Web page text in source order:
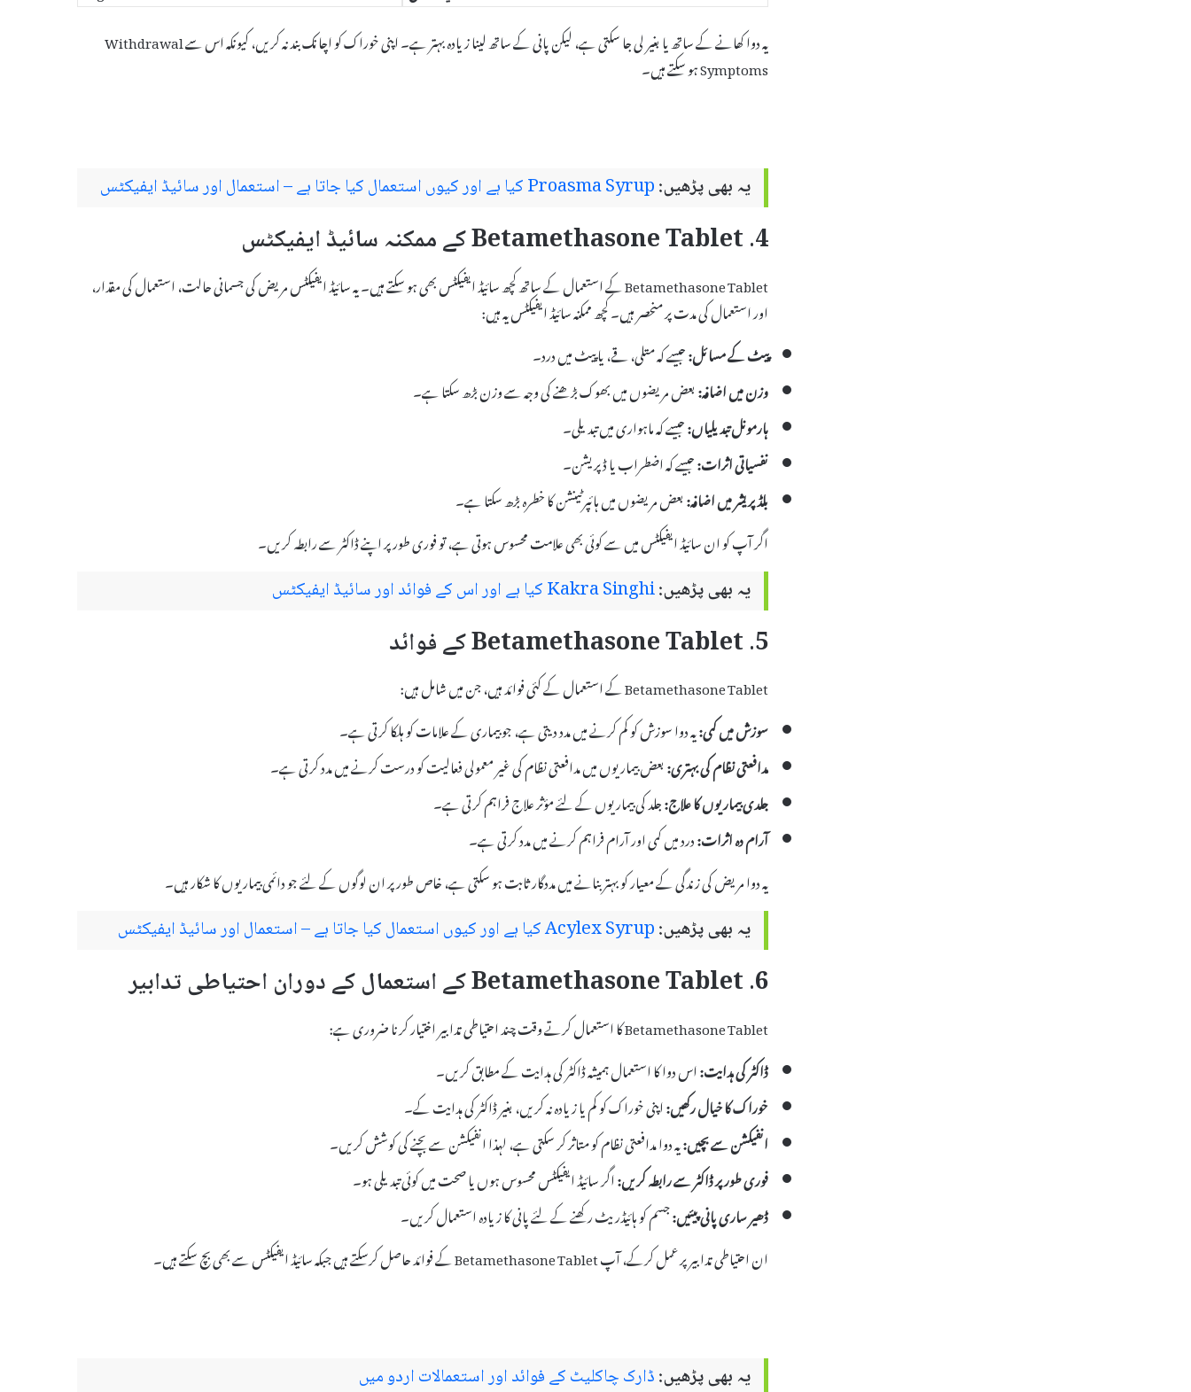
یہ دوا کھانے کے ساتھ یا بغیر لی جا سکتی ہے، لیکن پانی کے ساتھ لینا زیادہ بہتر ہے۔ اپنی خوراک کو اچانک بند نہ کریں، کیونکہ اس سے Withdrawal
Symptoms ہو سکتے ہیں۔
یہ بھی پڑھیں:Proasma Syrup کیا ہے اور کیوں استعمال کیا جاتا ہے – استعمال اور سائیڈ ایفیکٹس
4. Betamethasone Tablet کے ممکنہ سائیڈ ایفیکٹس
Betamethasone Tablet کے استعمال کے ساتھ کچھ سائیڈ ایفیکٹس بھی ہو سکتے ہیں۔ یہ سائیڈ ایفیکٹس مریض کی جسمانی حالت، استعمال کی مقدار،
اور استعمال کی مدت پر منحصر ہیں۔ کچھ ممکنہ سائیڈ ایفیکٹس یہ ہیں:
پیٹ کے مسائل:جیسے کہ متلی، قے، یا پیٹ میں درد۔
وزن میں اضافہ:بعض مریضوں میں بھوک بڑھنے کی وجہ سے وزن بڑھ سکتا ہے۔
ہارمونل تبدیلیاں:جیسے کہ ماہواری میں تبدیلی۔
نفسیاتی اثرات:جیسے کہ اضطراب یا ڈپریشن۔
بلڈ پریشر میں اضافہ:بعض مریضوں میں ہائپرٹینشن کا خطرہ بڑھ سکتا ہے۔
اگر آپ کو ان سائیڈ ایفیکٹس میں سے کوئی بھی علامت محسوس ہوتی ہے، تو فوری طور پر اپنے ڈاکٹر سے رابطہ کریں۔
یہ بھی پڑھیں:Kakra Singhi کیا ہے اور اس کے فوائد اور سائیڈ ایفیکٹس
5. Betamethasone Tablet کے فوائد
Betamethasone Tablet کے استعمال کے کئی فوائد ہیں، جن میں شامل ہیں:
سوزش میں کمی:یہ دوا سوزش کو کم کرنے میں مدد دیتی ہے، جو بیماری کے علامات کو ہلکا کرتی ہے۔
مدافعتی نظام کی بہتری:بعض بیماریوں میں مدافعتی نظام کی غیر معمولی فعالیت کو درست کرنے میں مدد کرتی ہے۔
جلدی بیماریوں کا علاج:جلد کی بیماریوں کے لئے مؤثر علاج فراہم کرتی ہے۔
آرام دہ اثرات:درد میں کمی اور آرام فراہم کرنے میں مدد کرتی ہے۔
یہ دوا مریض کی زندگی کے معیار کو بہتر بنانے میں مددگار ثابت ہو سکتی ہے، خاص طور پر ان لوگوں کے لئے جو دائمی بیماریوں کا شکار ہیں۔
یہ بھی پڑھیں:Acylex Syrup کیا ہے اور کیوں استعمال کیا جاتا ہے – استعمال اور سائیڈ ایفیکٹس
6. Betamethasone Tablet کے استعمال کے دوران احتیاطی تدابیر
Betamethasone Tablet کا استعمال کرتے وقت چند احتیاطی تدابیر اختیار کرنا ضروری ہے:
ڈاکٹر کی ہدایت:اس دوا کا استعمال ہمیشہ ڈاکٹر کی ہدایت کے مطابق کریں۔
خوراک کا خیال رکھیں:اپنی خوراک کو کم یا زیادہ نہ کریں، بغیر ڈاکٹر کی ہدایت کے۔
انفیکشن سے بچیں:یہ دوا مدافعتی نظام کو متاثر کر سکتی ہے، لہذا انفیکشن سے بچنے کی کوشش کریں۔
فوری طور پر ڈاکٹر سے رابطہ کریں:اگر سائیڈ ایفیکٹس محسوس ہوں یا صحت میں کوئی تبدیلی ہو۔
ڈھیر ساری پانی پیئیں:جسم کو ہائیڈریٹ رکھنے کے لئے پانی کا زیادہ استعمال کریں۔
ان احتیاطی تدابیر پر عمل کرکے، آپ Betamethasone Tablet کے فوائد حاصل کرسکتے ہیں جبکہ سائیڈ ایفیکٹس سے بھی بچ سکتے ہیں۔
یہ بھی پڑھیں:ڈارک چاکلیٹ کے فوائد اور استعمالات اردو میں